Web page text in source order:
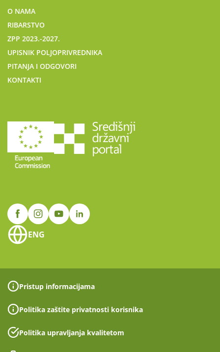
O NAMA
RIBARSTVO
ZPP 2023.-2027.
UPISNIK POLJOPRIVREDNIKA
PITANJA I ODGOVORI
KONTAKTI
ENG
Pristup informacijama
Politika zaštite privatnosti korisnika
Politika upravljanja kvalitetom